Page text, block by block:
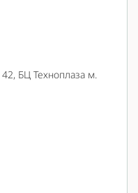
БЦ Техноплаза м.